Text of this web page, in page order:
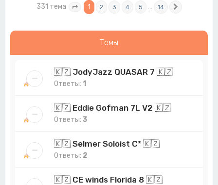
331 тема Страница 1из 14
1 2 3 4 5 … 14
Темы
🇰🇿 JodyJazz QUASAR 7 🇰🇿
Ответы: 1
🇰🇿 Eddie Gofman 7L V2 🇰🇿
Ответы:3
🇰🇿 Selmer Soloist C* 🇰🇿
Ответы: 2
🇰🇿 CE winds Florida 8 🇰🇿